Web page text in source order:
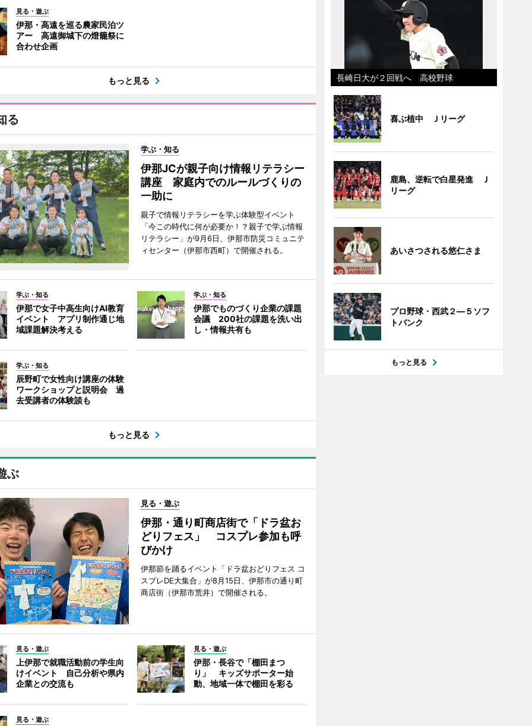
見る・遊ぶ
伊那・高遠を巡る農家民泊ツ
アー 高遠御城下の燈籠祭に
合わせ企画
もっと見る
る
学ぶ・知る
伊那JCが親子向け情報リテラシー
講座 家庭内でのルールづくりの
一助に
親子で情報リテラシーを学ぶ体験型イベント
「今この時代に何が必要か！？親子で学ぶ情報
リテラシー」が9月6日、伊那市防災コミュニテ
ィセンター（伊那市西町）で開催される。
学ぶ・知る
伊那で女子中高生向けAI教育
イベント アプリ制作通じ地
域課題解決考える
学ぶ・知る
伊那でものづくり企業の課題
会議 200社の課題を洗い出
し・情報共有も
学ぶ・知る
辰野町で女性向け講座の体験
ワークショップと説明会 過
去受講者の体験談も
もっと見る
ぶ
見る・遊ぶ
伊那・通り町商店街で「ドラ盆お
どりフェス」 コスプレ参加も呼
びかけ
伊那節を踊るイベント「ドラ盆おどりフェス コ
スプレDE大集合」が8月15日、伊那市の通り町
商店街（伊那市荒井）で開催される。
見る・遊ぶ
上伊那で就職活動前の学生向
けイベント 自己分析や県内
企業との交流も
見る・遊ぶ
伊那・長谷で「棚田まつ
り」 キッズサポーター始
動、地域一体で棚田を彩る
見る・遊ぶ
長崎日大が２回戦へ 高校野球
喜ぶ植中 Ｊリーグ
鹿島、逆転で白星発進 Ｊ
リーグ
あいさつされる悠仁さま
プロ野球・西武２―５ソフ
トバンク
もっと見る